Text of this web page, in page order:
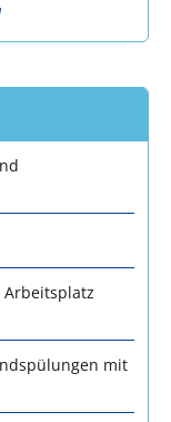
Arbeitsplatz
mit